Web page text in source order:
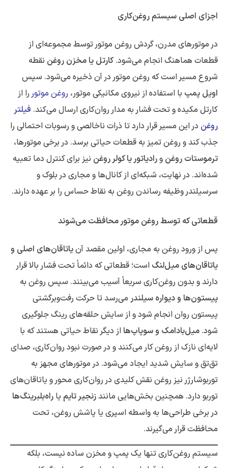
اجزای اصلی سیستم روغن‌کاری
در موتورهای مدرن، گردش روغن موتور توسط مجموعه‌ای از
قطعات هماهنگ انجام می‌شود.کارتل یا مخزن روغن نقطه
شروع مسیر است که روغن موتور در آن ذخیره می‌شود. سپس
اویل پمپ با استفاده از نیروی مکانیکی موتور، روغن موتوررا از
کارتل مکیده و تحت فشار به مدار روان‌کاری ارسال می‌کند. فیلتر
روغن در این مسیر قرار دارد تا ذرات ناخالصی و رسوبات احتمالی را
جذب کند و روغن تمیز به قطعات حیاتی برسد. در برخی موتورها،
ترموستات روغن ورادیاتور یا کولر روغن نیز برای کنترل دما تعبیه
شده‌اند. در نهایت، شبکه‌ای از کانال‌ها و مجاری در بلوک و
سرسیلندر وظیفه رساندن روغن به نقاط حساس را بر عهده دارند.
قطعاتی که توسط روغن موتور محافظت می‌شوند
پس از ورود روغن به مجاری، اولین مقصد آنیاتاقان‌های اصلی و
یاتاقان‌های میل‌لنگ است؛ قطعاتی که دائماً تحت فشار بالا قرار
دارند و بدون روغن‌کاری سریعاً آسیب می‌بینند. سپس روغن به
پیستون‌ها و دیواره سیلندر می‌رسد تا حرکت رفت‌وبرگشتی
پیستون روان انجام شود و از سایش حلقه‌های رینگ جلوگیری
شود. میل‌بادامک و سوپاپ‌ها از دیگر نقاط حیاتی هستند که با
لایه‌ای نازک از روغن کار می‌کنند و در صورت نبود روان‌کاری، صدای
تق‌تق و سایش شدید ایجاد می‌شود. در موتورهای مجهز به
توربوشارژر نیز روغن نقش کلیدی در روان‌کاری محور و یاتاقان‌های
توربو دارد. همچنین بخش‌هایی مانندزنجیر تایم یا راه‌بلبرینگ‌ها
در برخی طراحی‌ها به واسطه اسپری یا پاشش روغن، تحت
محافظت قرار می‌گیرند.
سیستم روغن‌کاری تنها یک پمپ و مخزن ساده نیست، بلکه